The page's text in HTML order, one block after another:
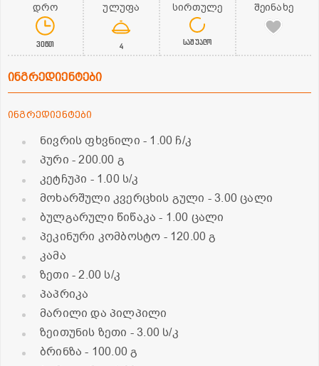
დრო
30წთ
ულუფა
4
სირთულე
საშუალო
შეინახე
ინგრედიენტები
ინგრედიენტები
ნივრის ფხვნილი - 1.00 ჩ/კ
პური - 200.00 გ
კეტჩუპი - 1.00 ს/კ
მოხარშული კვერცხის გული - 3.00 ცალი
ბულგარული წიწაკა- 1.00 ცალი
პეკინური კომბოსტო - 120.00 გ
კამა
ზეთი - 2.00 ს/კ
პაპრიკა
მარილი და პილპილი
ზეითუნის ზეთი - 3.00 ს/კ
ბრინზა- 100.00 გ